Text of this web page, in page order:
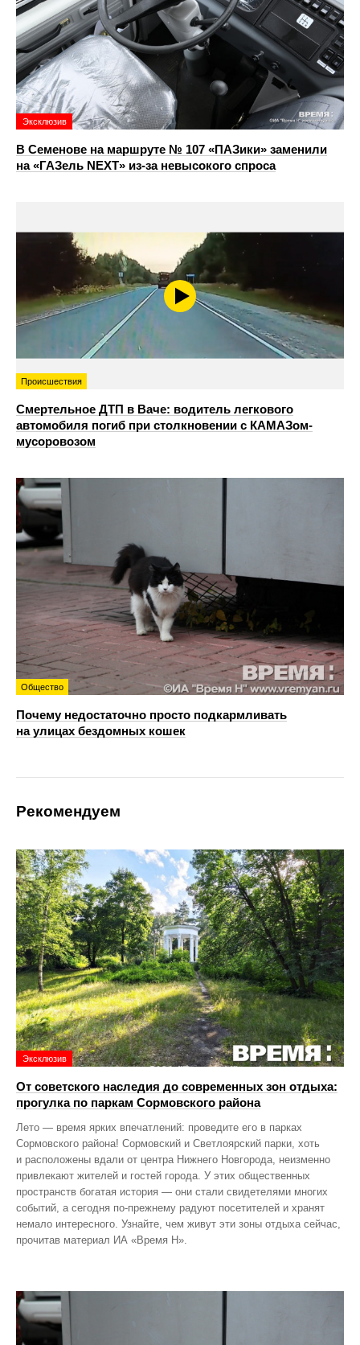
Эксклюзив
В Семенове на маршруте № 107 «ПАЗики» заменили
на «ГАЗель NEXT» из‑за невысокого спроса
Происшествия
Смертельное ДТП в Ваче: водитель легкового
автомобиля погиб при столкновении с КАМАЗом-
мусоровозом
Общество
Почему недостаточно просто подкармливать
на улицах бездомных кошек
Рекомендуем
Эксклюзив
От советского наследия до современных зон отдыха:
прогулка по паркам Сормовского района
Лето — время ярких впечатлений: проведите его в парках
Сормовского района! Сормовский и Светлоярский парки, хоть
и расположены вдали от центра Нижнего Новгорода, неизменно
привлекают жителей и гостей города. У этих общественных
пространств богатая история — они стали свидетелями многих
событий, а сегодня по‑прежнему радуют посетителей и хранят
немало интересного. Узнайте, чем живут эти зоны отдыха сейчас,
прочитав материал ИА «Время Н».